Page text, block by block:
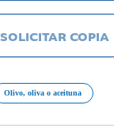
SOLICITAR COPIA
Olivo, oliva o aceituna